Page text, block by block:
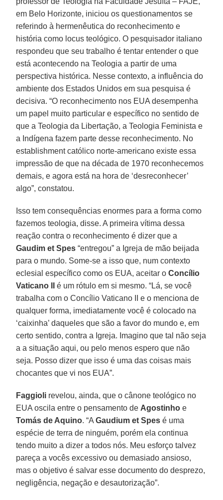
em Belo Horizonte, iniciou os questionamentos se
referindo à hermenêutica do reconhecimento e
história como locus teológico. O pesquisador italiano
respondeu que seu trabalho é tentar entender o que
está acontecendo na Teologia a partir de uma
perspectiva histórica. Nesse contexto, a influência do
ambiente dos Estados Unidos em sua pesquisa é
decisiva. “O reconhecimento nos EUA desempenha
um papel muito particular e específico no sentido de
que a Teologia da Libertação, a Teologia Feminista e
a Indígena fazem parte desse reconhecimento. No
establishment católico norte-americano existe essa
impressão de que na década de 1970 reconhecemos
demais, e agora está na hora de ‘desreconhecer’
algo”, constatou.
Isso tem consequências enormes para a forma como
fazemos teologia, disse. A primeira vítima dessa
reação contra o reconhecimento é dizer que a
Gaudim et Spes “entregou” a Igreja de mão beijada
para o mundo. Some-se a isso que, num contexto
eclesial específico como os EUA, aceitar oConcílio
Vaticano II
é um rótulo em si mesmo. “Lá, se você
trabalha com o Concílio Vaticano II e o menciona de
qualquer forma, imediatamente você é colocado na
‘caixinha’ daqueles que são a favor do mundo e, em
certo sentido, contra a Igreja. Imagino que tal não seja
a a situação aqui, ou pelo menos espero que não
seja. Posso dizer que isso é uma das coisas mais
chocantes que vi nos EUA”.
Faggioli revelou, ainda, que o cânone teológico no
EUA oscila entre o pensamento de Agostinho e
Tomás de Aquino. “AGaudium et Spes é uma
espécie de terra de ninguém, porém ela continua
tendo muito a dizer a todos nós. Meu esforço talvez
pareça a vocês excessivo ou demasiado ansioso,
mas o objetivo é salvar esse documento do desprezo,
negligência, negação e desautorização”.